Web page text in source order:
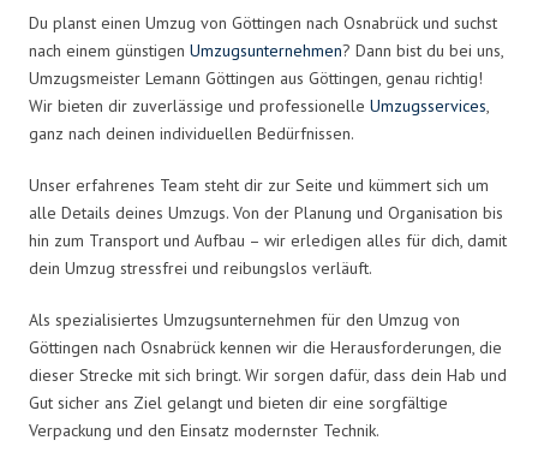
Du planst einen Umzug von Göttingen nach Osnabrück und suchst
nach einem günstigen Umzugsunternehmen? Dann bist du bei uns,
Umzugsmeister Lemann Göttingen aus Göttingen, genau richtig!
Wir bieten dir zuverlässige und professionelle Umzugsservices,
ganz nach deinen individuellen Bedürfnissen.
Unser erfahrenes Team steht dir zur Seite und kümmert sich um
alle Details deines Umzugs. Von der Planung und Organisation bis
hin zum Transport und Aufbau – wir erledigen alles für dich, damit
dein Umzug stressfrei und reibungslos verläuft.
Als spezialisiertes Umzugsunternehmen für den Umzug von
Göttingen nach Osnabrück kennen wir die Herausforderungen, die
dieser Strecke mit sich bringt. Wir sorgen dafür, dass dein Hab und
Gut sicher ans Ziel gelangt und bieten dir eine sorgfältige
Verpackung und den Einsatz modernster Technik.